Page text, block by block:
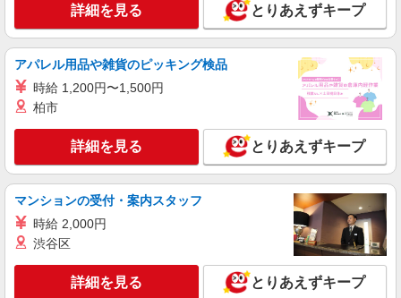
詳細を見る とりあえずキープ
アパレル用品や雑貨のピッキング検品
時給 1,200円〜1,500円
柏市
詳細を見る とりあえずキープ
マンションの受付・案内スタッフ
時給 2,000円
渋谷区
詳細を見る とりあえずキープ